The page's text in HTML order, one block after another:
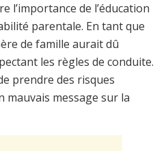
l’importance de l’éducation
parentale. En tant que
de famille aurait dû
les règles de conduite.
prendre des risques
mauvais message sur la